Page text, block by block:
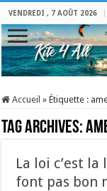
VENDREDI , 7 AOÛT 2026
Accueil » Étiquette :
Tag Archives:
La loi c’est
font pas bon